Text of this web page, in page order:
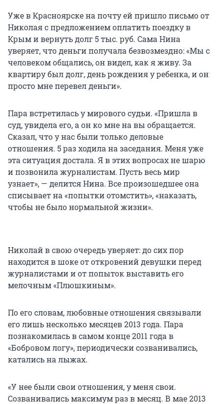
Уже в Красноярске на почту ей пришло письмо от
Николая с предложением оплатить поездку в
Крым и вернуть долг 5 тыс. руб. Сама Нина
уверяет, что деньги получала безвозмездно: «Мы с
человеком общались, он видел, как я живу. За
квартиру был долг, день рождения у ребенка, и он
просто мне перевел деньги».
Пара встретилась у мирового судьи. «Пришла в
суд, увидела его, а он ко мне на вы обращается.
Сказал, что у нас были только деловые
отношения. 5 раз ходила на заседания. Меня уже
эта ситуация достала. Я в этих вопросах не шарю
и позвонила журналистам. Пусть весь мир
узнает», — делится Нина. Все произошедшее она
списывает на «попытки отомстить», «наказать,
чтобы не было нормальной жизни».
Николай в свою очередь уверяет: до сих пор
находится в шоке от откровений девушки перед
журналистами и от попыток выставить его
мелочным «Плюшкиным».
По его словам, любовные отношения связывали
его лишь несколько месяцев 2013 года. Пара
познакомилась в самом конце 2011 года в
«Бобровом логу», периодически созванивались,
катались на лыжах.
«У нее были свои отношения, у меня свои.
Созванивались максимум раз в месяц. В мае 2013